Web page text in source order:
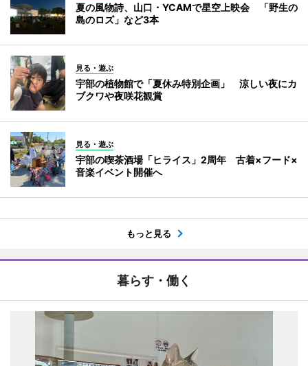
夏の風物詩、山口・YCAMで星空上映会 「野生の
島のロズ」など3本
見る・遊ぶ
宇部の植物館で「夏休み特別企画」 涼しい夜にカ
ブクワや夜咲花観賞
見る・遊ぶ
宇部の喫茶酒場「ヒライス」2周年 古着×フード×
音楽イベント開催へ
もっと見る
暮らす・働く